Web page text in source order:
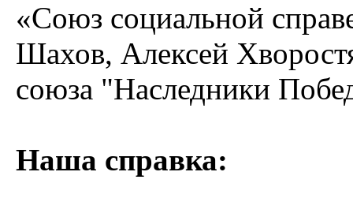
«Союз социальной
Шахов, Алексей
союза "Наследники
Наша справка: